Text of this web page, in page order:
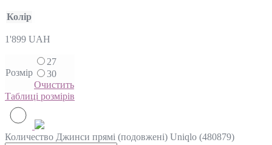
Колір
1'899 UAH
Розмір
27
30
Очистить
Таблиці розмірів
Количество Джинси прямі (подовжені) Uniqlo (480879)